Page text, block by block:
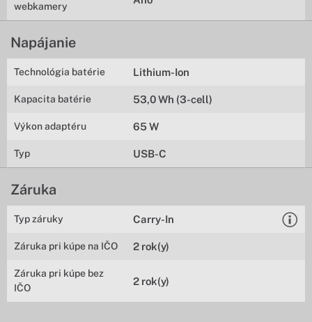
webkamery
Napájanie
Technológia batérie Lithium-Ion
Kapacita batérie 53,0 Wh (3-cell)
Výkon adaptéru 65 W
Typ USB-C
Záruka
Typ záruky Carry-In
Záruka pri kúpe na IČO 2 rok(y)
Záruka pri kúpe bez
IČO
2 rok(y)